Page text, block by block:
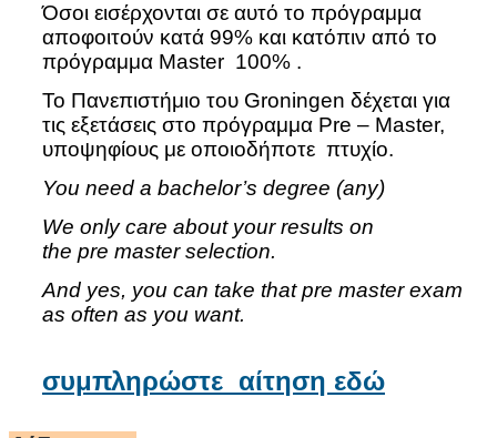
Όσοι εισέρχονται σε αυτό το πρόγραμμα
αποφοιτούν κατά 99% και κατόπιν από το
πρόγραμμα Master 100% .
Το Πανεπιστήμιο του Groningen δέχεται για
τις εξετάσεις στο πρόγραμμα Pre – Master,
υποψηφίους με οποιοδήποτε πτυχίο.
You need a bachelor’s degree (any)
We only care about your results on
the pre master selection.
And yes, you can take that pre master exam
as often as you want.
συμπληρώστε αίτηση εδώ